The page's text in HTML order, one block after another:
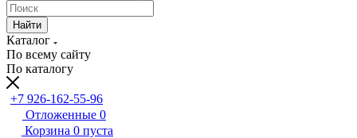
Найти
Каталог
По всему сайту
По каталогу
+7 926-162-55-96
Отложенные 0
Корзина 0 пуста